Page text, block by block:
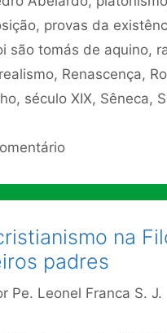
, provas da
são tomás de aquino,
realismo, Renascença,
, século XIX, Sêneca,
na
padres
Pe. Leonel Franca S. J.